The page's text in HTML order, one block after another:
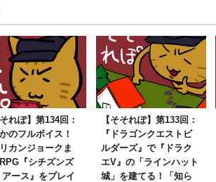
それぽ】第134回：
のフルボイス！
カンジョークま
『シチズンズ
ース』をプレイ
【そそれぽ】第133回：
『ドラゴンクエストビ
ルダーズ』で『ドラク
エV』の「ラインハット
城」を建てる！「知ら